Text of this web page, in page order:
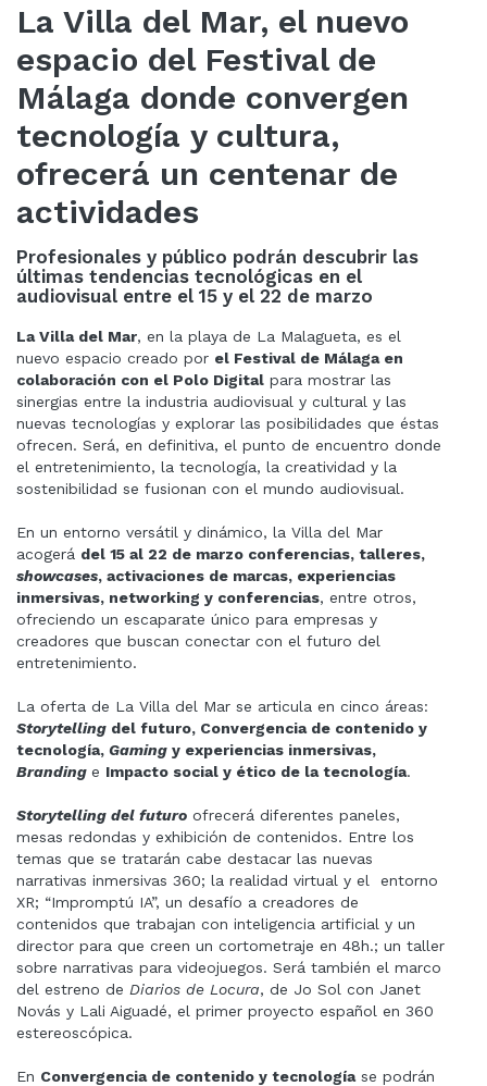
La Villa del Mar, el nuevo
espacio del Festival de
Málaga donde convergen
tecnología y cultura,
ofrecerá un centenar de
actividades
Profesionales y público podrán descubrir las
últimas tendencias tecnológicas en el
audiovisual entre el 15 y el 22 de marzo
La Villa del Mar, en la playa de La Malagueta, es el
nuevo espacio creado por el Festival de Málaga en
colaboración con el Polo Digital para mostrar las
sinergias entre la industria audiovisual y cultural y las
nuevas tecnologías y explorar las posibilidades que éstas
ofrecen. Será, en definitiva, el punto de encuentro donde
el entretenimiento, la tecnología, la creatividad y la
sostenibilidad se fusionan con el mundo audiovisual.
En un entorno versátil y dinámico, la Villa del Mar
acogerá del 15 al 22 de marzo conferencias, talleres,
showcases, activaciones de marcas, experiencias
inmersivas, networking y conferencias, entre otros,
ofreciendo un escaparate único para empresas y
creadores que buscan conectar con el futuro del
entretenimiento.
La oferta de La Villa del Mar se articula en cinco áreas:
Storytelling del futuro, Convergencia de contenido y
tecnología, Gaming y experiencias inmersivas,
Branding e Impacto social y ético de la tecnología.
Storytelling del futuro ofrecerá diferentes paneles,
mesas redondas y exhibición de contenidos. Entre los
temas que se tratarán cabe destacar las nuevas
narrativas inmersivas 360; la realidad virtual y el entorno
XR; “Impromptú IA”, un desafío a creadores de
contenidos que trabajan con inteligencia artificial y un
director para que creen un cortometraje en 48h.; un taller
sobre narrativas para videojuegos. Será también el marco
del estreno de Diarios de Locura, de Jo Sol con Janet
Novás y Lali Aiguadé, el primer proyecto español en 360
estereoscópica.
En Convergencia de contenido y tecnologíase podrán